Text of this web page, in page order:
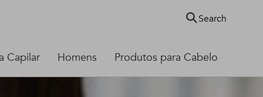
Capilar Homens Produtos para Cabelo
Search